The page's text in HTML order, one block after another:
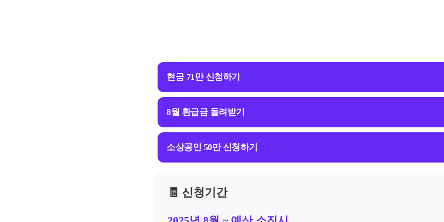
현금 71만 신청하기
8월 환급금 돌려받기
소상공인 50만 신청하기
🧾 신청기간